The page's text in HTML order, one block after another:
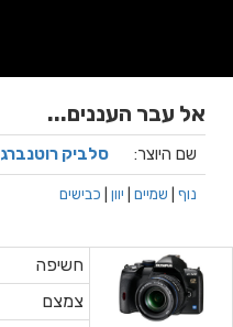
אל עבר העננים...
שם היוצר: סלביק רוטנברג
נוף שמיים יוון כבישים
חשיפה
צמצם